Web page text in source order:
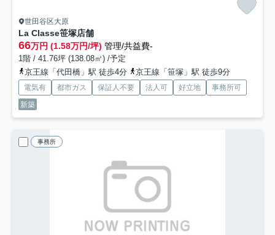
世田谷区大原
La Classe笹塚店舗
66万円 (1.58万円/坪) 管理/共益費-
1階 / 41.76坪 (138.08㎡) /予定
京王線「代田橋」駅 徒歩4分
京王線「笹塚」駅 徒歩9分
電気有 都市ガス 保証人不要 法人可 好立地
事務所可
新築
事務所